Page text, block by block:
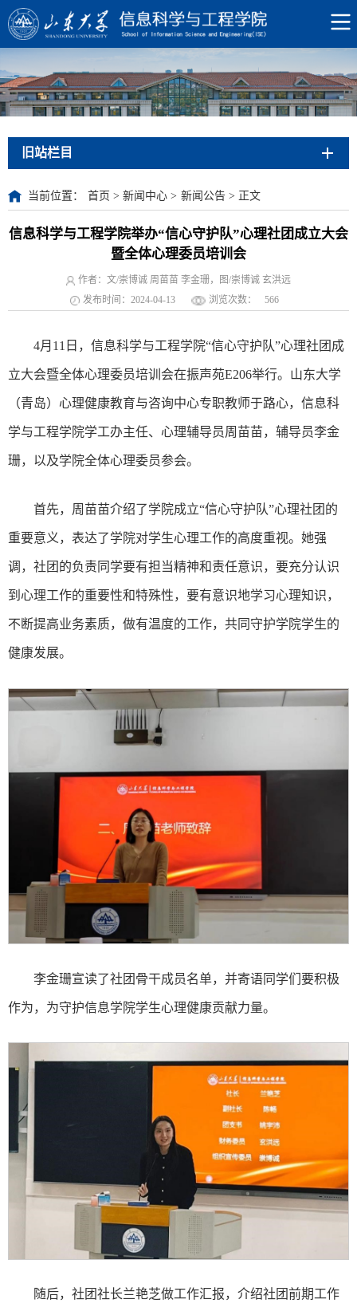
旧站栏目
当前位置： 首页 > 新闻中心 > 新闻公告 > 正文
信息科学与工程学院举办“信心守护队”心理社团成立大会
暨全体心理委员培训会
作者：文/崇博诚 周苗苗 李金珊，图/崇博诚 玄洪远
发布时间：2024-04-13
浏览次数： 566
4月11日，信息科学与工程学院“信心守护队”心理社团成
立大会暨全体心理委员培训会在振声苑E206举行。山东大学
（青岛）心理健康教育与咨询中心专职教师于路心，信息科
学与工程学院学工办主任、心理辅导员周苗苗，辅导员李金
珊，以及学院全体心理委员参会。
首先，周苗苗介绍了学院成立“信心守护队”心理社团的
重要意义，表达了学院对学生心理工作的高度重视。她强
调，社团的负责同学要有担当精神和责任意识，要充分认识
到心理工作的重要性和特殊性，要有意识地学习心理知识，
不断提高业务素质，做有温度的工作，共同守护学院学生的
健康发展。
李金珊宣读了社团骨干成员名单，并寄语同学们要积极
作为，为守护信息学院学生心理健康贡献力量。
随后，社团社长兰艳芝做工作汇报，介绍社团前期工作